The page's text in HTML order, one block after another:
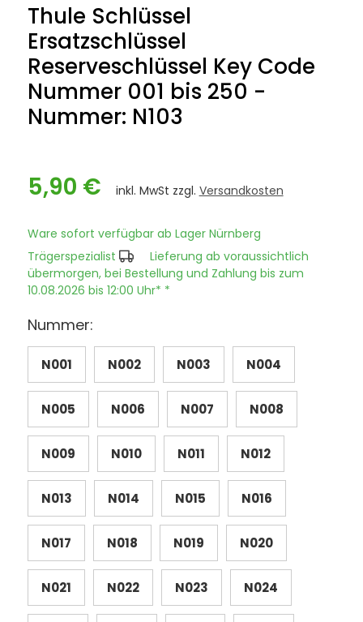
Thule Schlüssel
Ersatzschlüssel
Reserveschlüssel Key Code
Nummer 001 bis 250 -
Nummer: N103
5,90 € inkl. MwSt zzgl. Versandkosten
Ware sofort verfügbar ab Lager Nürnberg
Trägerspezialist
Lieferung ab voraussichtlich
übermorgen, bei Bestellung und Zahlung bis zum
10.08.2026 bis 12:00 Uhr* *
Nummer:
N001 N002 N003 N004
N005 N006 N007 N008
N009 N010 N011 N012
N013 N014 N015 N016
N017 N018 N019 N020
N021 N022 N023 N024